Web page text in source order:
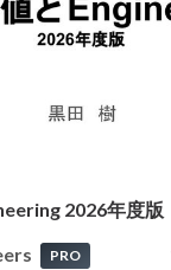
2026年度版
PRO